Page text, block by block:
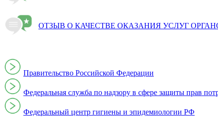
ОТЗЫВ О КАЧЕСТВЕ ОКАЗАНИЯ УСЛУГ
Правительство Российской Федерации
Федеральная служба по надзору в сфере защиты прав
Федеральный центр гигиены и эпидемиологии РФ